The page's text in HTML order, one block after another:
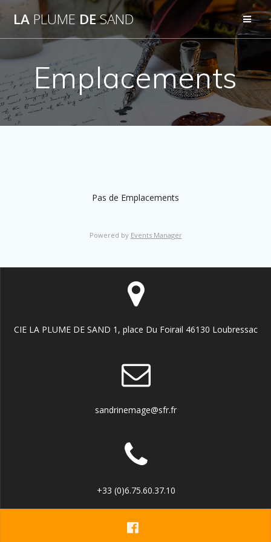
Passer
au
contenu
LA PLUME DESAND
Emplacements
Pas de Emplacements
Powered by Events Manager
CIE LA PLUME DE SAND 1, place Du Foirail 46130 Loubressac
sandrinemage@sfr.fr
+33 (0)6.75.60.37.10